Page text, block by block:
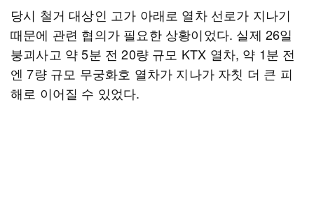
당시 철거 대상인 고가 아래로 열차 선로가 지나기
때문에 관련 협의가 필요한 상황이었다. 실제 26일
붕괴사고 약 5분 전 20량 규모 KTX 열차, 약 1분 전
엔 7량 규모 무궁화호 열차가 지나가 자칫 더 큰 피
해로 이어질 수 있었다.